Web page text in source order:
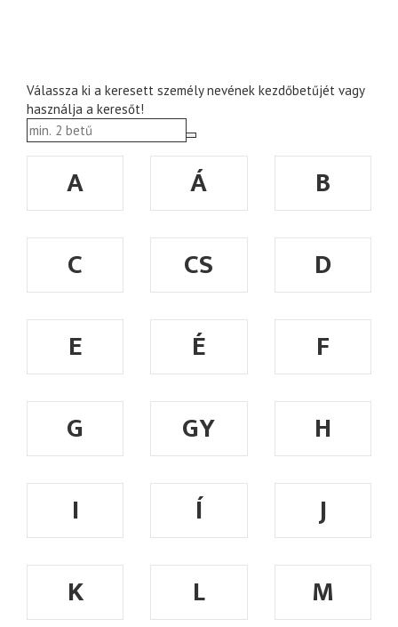
Válassza ki a keresett személy nevének kezdőbetűjét vagy
használja a keresőt!
A Á
B
C
CS
D
E
É
F
G
GY
H
I
Í
J
K
L M